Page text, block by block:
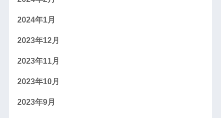
2024年1月
2023年12月
2023年11月
2023年10月
2023年9月